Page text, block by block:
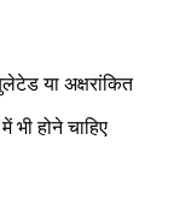
या अक्षरांकित
भी होने चाहिए